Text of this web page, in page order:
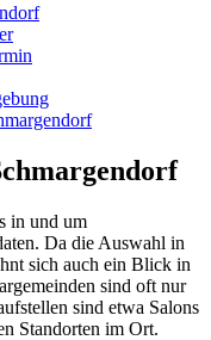
in und um
Da die Auswahl in
sich auch ein Blick in
sind oft nur
sind etwa Salons
Standorten im Ort.